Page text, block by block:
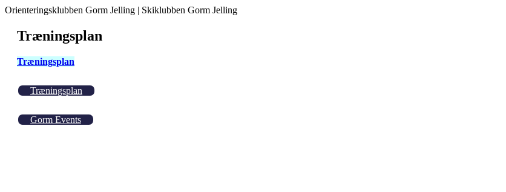
Orienteringsklubben Gorm Jelling | Skiklubben Gorm Jelling
Træningsplan
Træningsplan
Træningsplan
Gorm Events